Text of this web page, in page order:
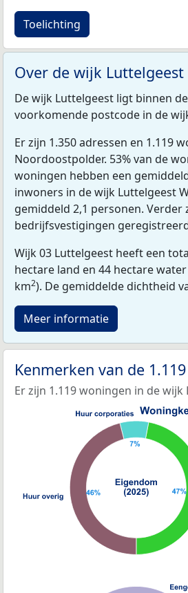
Toelichting
Over de wijk Luttelgeest
De wijk Luttelgeest ligt binnen de
voorkomende postcode in de
Er zijn 1.350 adressen en 1.119
Noordoostpolder. 53% van de
woningen hebben een
inwoners in de wijk Luttelgeest
gemiddeld 2,1 personen. Verder
bedrijfsvestigingen
Wijk 03 Luttelgeest heeft een
hectare land en 44 hectare
km2). De gemiddelde dichtheid
Meer informatie
Kenmerken van de
Er zijn 1.119 woningen in de wijk